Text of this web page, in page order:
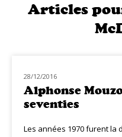
Articles
NOUVEAUTÉS
28/12/2016
Alphonse
seventies
Les années 1970 furent la